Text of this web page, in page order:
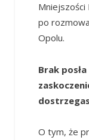
Mniejszości
po
Opolu.
Brak
O tym, że